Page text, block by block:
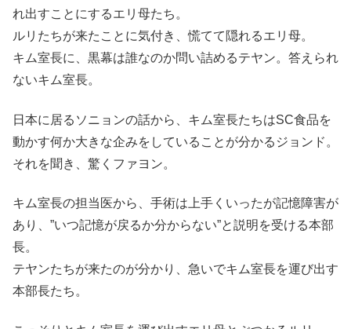
れ出すことにするエリ母たち。
ルリたちが来たことに気付き、慌てて隠れるエリ母。
キム室長に、黒幕は誰なのか問い詰めるテヤン。答えられ
ないキム室長。
日本に居るソニョンの話から、キム室長たちはSC食品を
動かす何か大きな企みをしていることが分かるジョンド。
それを聞き、驚くファヨン。
キム室長の担当医から、手術は上手くいったが記憶障害が
あり、”いつ記憶が戻るか分からない”と説明を受ける本部
長。
テヤンたちが来たのが分かり、急いでキム室長を運び出す
本部長たち。